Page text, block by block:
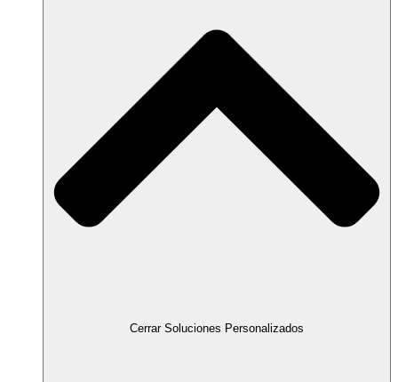
Cerrar Soluciones Personalizados